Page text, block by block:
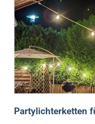
Partylichterketten